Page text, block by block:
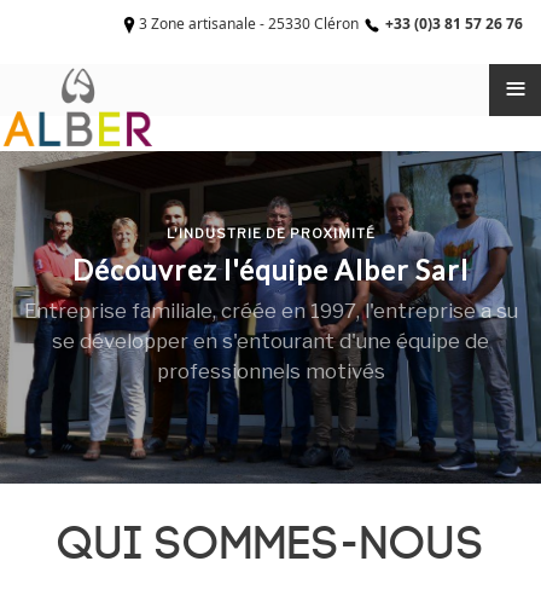
3 Zone artisanale - 25330 Cléron +33 (0)3 81 57 26 76
≡
L'INDUSTRIE DE PROXIMITÉ
Découvrez l'équipe Alber Sarl
Entreprise familiale, créée en 1997, l'entreprise a su
se développer en s'entourant d'une équipe de
professionnels motivés
Qui sommes-nous